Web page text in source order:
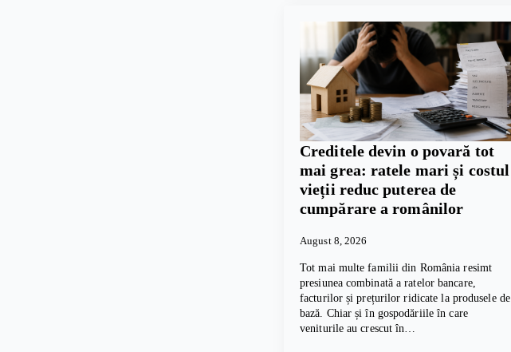
Creditele devin o povară tot
mai grea: ratele mari și costul
vieții reduc puterea de
cumpărare a românilor
August 8, 2026
Tot mai multe familii din România resimt
presiunea combinată a ratelor bancare,
facturilor și prețurilor ridicate la produsele de
bază. Chiar și în gospodăriile în care
veniturile au crescut în…